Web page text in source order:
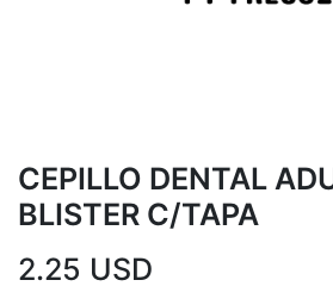
CEPILLO DENTAL
BLISTER C/TAPA
2.25 USD